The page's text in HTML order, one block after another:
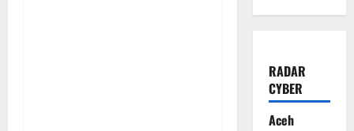
RADAR
CYBER
Aceh